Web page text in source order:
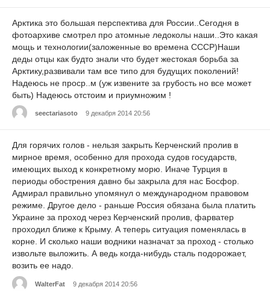
Арктика это большая перспектива для России..Сегодня в
фотоархиве смотрел про атомные ледоколы наши..Это какая
мощь и технологии(заложенные во времена СССР)Наши
деды отцы как будто знали что будет жестокая борьба за
Арктику,развивали там все типо для будущих поколений!
Надеюсь не проср..м (уж извените за грубость но все может
быть) Надеюсь отстоим и приумножим !
seectariasoto 9 декабря 2014 20:56
Для горячих голов - нельзя закрыть Керченский пролив в
мирное время, особенно для прохода судов государств,
имеющих выход к конкретному морю. Иначе Турция в
периоды обострения давно бы закрыла для нас Босфор.
Адмирал правильно упомянул о международном правовом
режиме. Другое дело - раньше Россия обязана была платить
Украине за проход через Керченский пролив, фарватер
проходил ближе к Крыму. А теперь ситуация поменялась в
корне. И сколько наши водники назначат за проход - столько
извольте выложить. А ведь когда-нибудь сталь подорожает,
возить ее надо.
WalterFat 9 декабря 2014 20:56